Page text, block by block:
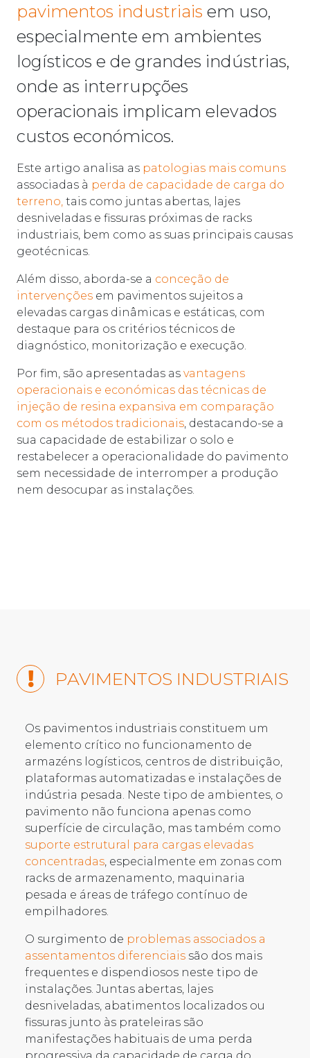
pavimentos industriais em uso,
especialmente em ambientes
logísticos e de grandes indústrias,
onde as interrupções
operacionais implicam elevados
custos económicos.
Este artigo analisa as patologias mais comuns
associadas à perda de capacidade de carga do
terreno, tais como juntas abertas, lajes
desniveladas e fissuras próximas de racks
industriais, bem como as suas principais causas
geotécnicas.
Além disso, aborda-se a conceção de
intervenções em pavimentos sujeitos a
elevadas cargas dinâmicas e estáticas, com
destaque para os critérios técnicos de
diagnóstico, monitorização e execução.
Por fim, são apresentadas as vantagens
operacionais e económicas das técnicas de
injeção de resina expansiva em comparação
com os métodos tradicionais , destacando-se a
sua capacidade de estabilizar o solo e
restabelecer a operacionalidade do pavimento
sem necessidade de interromper a produção
nem desocupar as instalações.
PAVIMENTOS INDUSTRIAIS
Os pavimentos industriais constituem um
elemento crítico no funcionamento de
armazéns logísticos, centros de distribuição,
plataformas automatizadas e instalações de
indústria pesada. Neste tipo de ambientes, o
pavimento não funciona apenas como
superfície de circulação, mas também como
suporte estrutural para cargas elevadas
concentradas , especialmente em zonas com
racks de armazenamento, maquinaria
pesada e áreas de tráfego contínuo de
empilhadores.
O surgimento de problemas associados a
assentamentos diferenciais são dos mais
frequentes e dispendiosos neste tipo de
instalações. Juntas abertas, lajes
desniveladas, abatimentos localizados ou
fissuras junto às prateleiras são
manifestações habituais de uma perda
progressiva da capacidade de carga do